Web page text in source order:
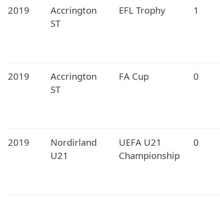
2019
Accrington
ST
EFL Trophy 1
2019
Accrington
ST
FA Cup 0
2019
Nordirland
U21
UEFA U21
Championship
0